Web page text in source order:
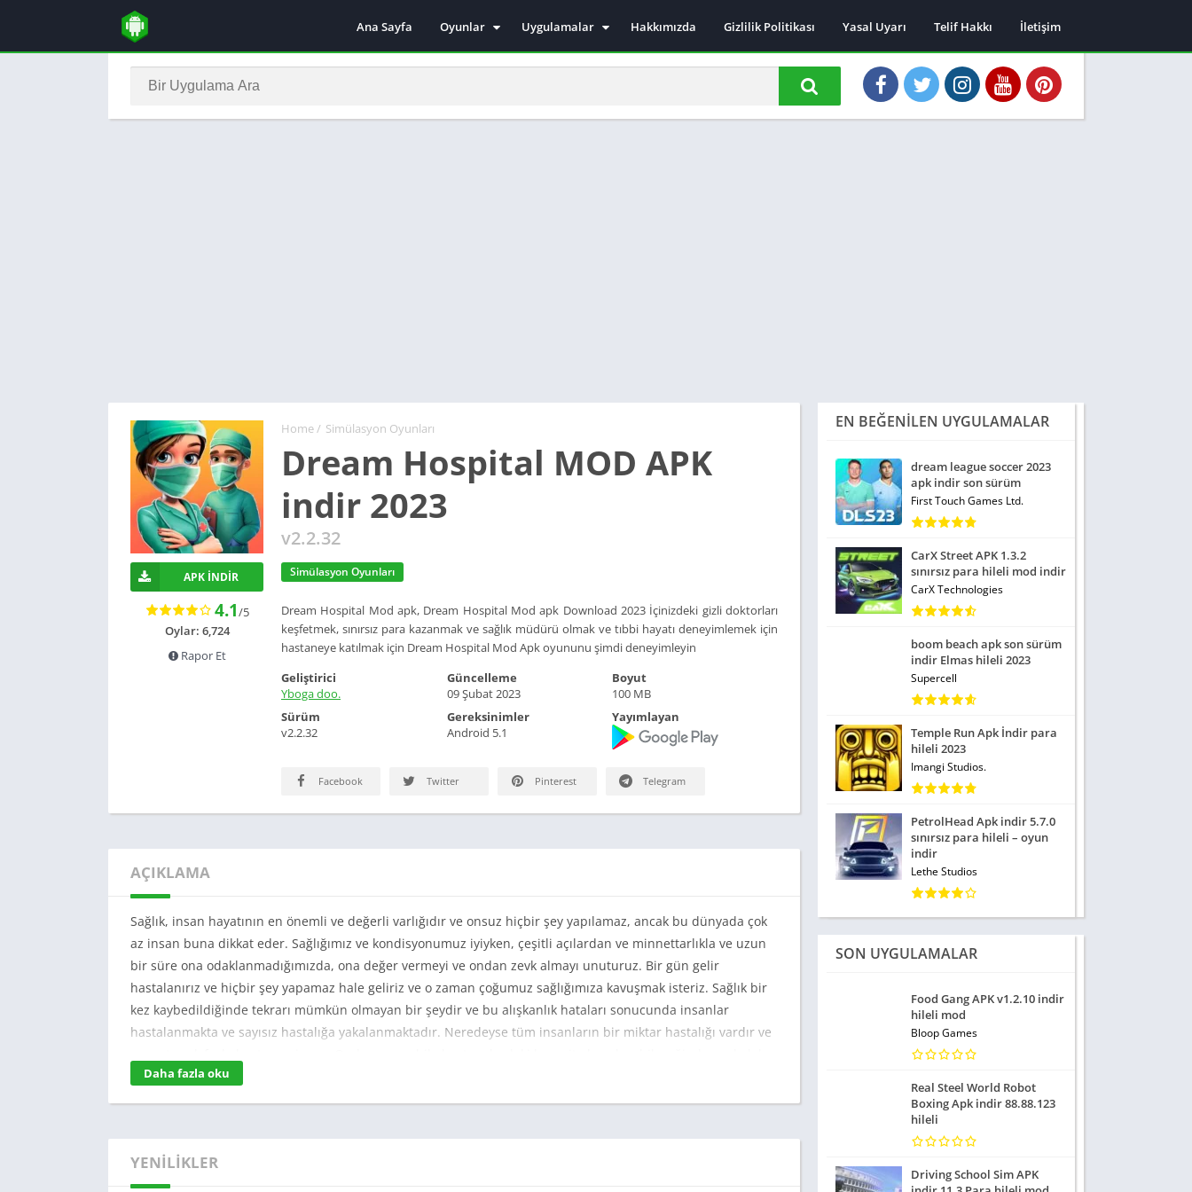
Ana Sayfa
Oyunlar
Aksiyon
Uygulamalar
Haberleşme
Hakkımızda Gizlilik Politikası Yasal Uyarı Telif Hakkı İletişim
Home/ Simülasyon Oyunları
Dream Hospital MOD APK
indir 2023
v2.2.32
Simülasyon Oyunları
Dream Hospital Mod apk, Dream Hospital Mod apk Download 2023 İçinizdeki gizli doktorları
keşfetmek, sınırsız para kazanmak ve sağlık müdürü olmak ve tıbbi hayatı deneyimlemek için
hastaneye katılmak için Dream Hospital Mod Apk oyununu şimdi deneyimleyin
APK İNDIR
4.1/5
Oylar: 6,724
Rapor Et
Geliştirici
Yboga doo.
Sürüm
v2.2.32
Güncelleme
09 Şubat 2023
Gereksinimler
Android 5.1
Boyut
100 MB
Yayımlayan
Facebook Twitter Pinterest Telegram
AÇIKLAMA
Sağlık, insan hayatının en önemli ve değerli varlığıdır ve onsuz hiçbir şey yapılamaz, ancak bu dünyada çok
az insan buna dikkat eder. Sağlığımız ve kondisyonumuz iyiyken, çeşitli açılardan ve minnettarlıkla ve uzun
bir süre ona odaklanmadığımızda, ona değer vermeyi ve ondan zevk almayı unuturuz. Bir gün gelir
hastalanırız ve hiçbir şey yapamaz hale geliriz ve o zaman çoğumuz sağlığımıza kavuşmak isteriz. Sağlık bir
kez kaybedildiğinde tekrarı mümkün olmayan bir şeydir ve bu alışkanlık hataları sonucunda insanlar
hastalanmakta ve sayısız hastalığa yakalanmaktadır. Neredeyse tüm insanların bir miktar hastalığı vardır ve
fazla.
atanacaksınız ve önemli olan mevcut durumu her boyutta ve formatta keyifli bir duruma getirmeniz
Daha fazla oku
YENILIKLER
EN BEĞENILEN UYGULAMALAR
dream league soccer 2023
apk indir son sürüm
First Touch Games Ltd.
CarX Street APK 1.3.2
sınırsız para hileli mod indir
CarX Technologies
boom beach apk son sürüm
indir Elmas hileli 2023
Supercell
Temple Run Apk İndir para
hileli 2023
Imangi Studios.
PetrolHead Apk indir 5.7.0
sınırsız para hileli – oyun
indir
Lethe Studios
SON UYGULAMALAR
Food Gang APK v1.2.10 indir
hileli mod
Bloop Games
Real Steel World Robot
Boxing Apk indir 88.88.123
hileli
Driving School Sim APK